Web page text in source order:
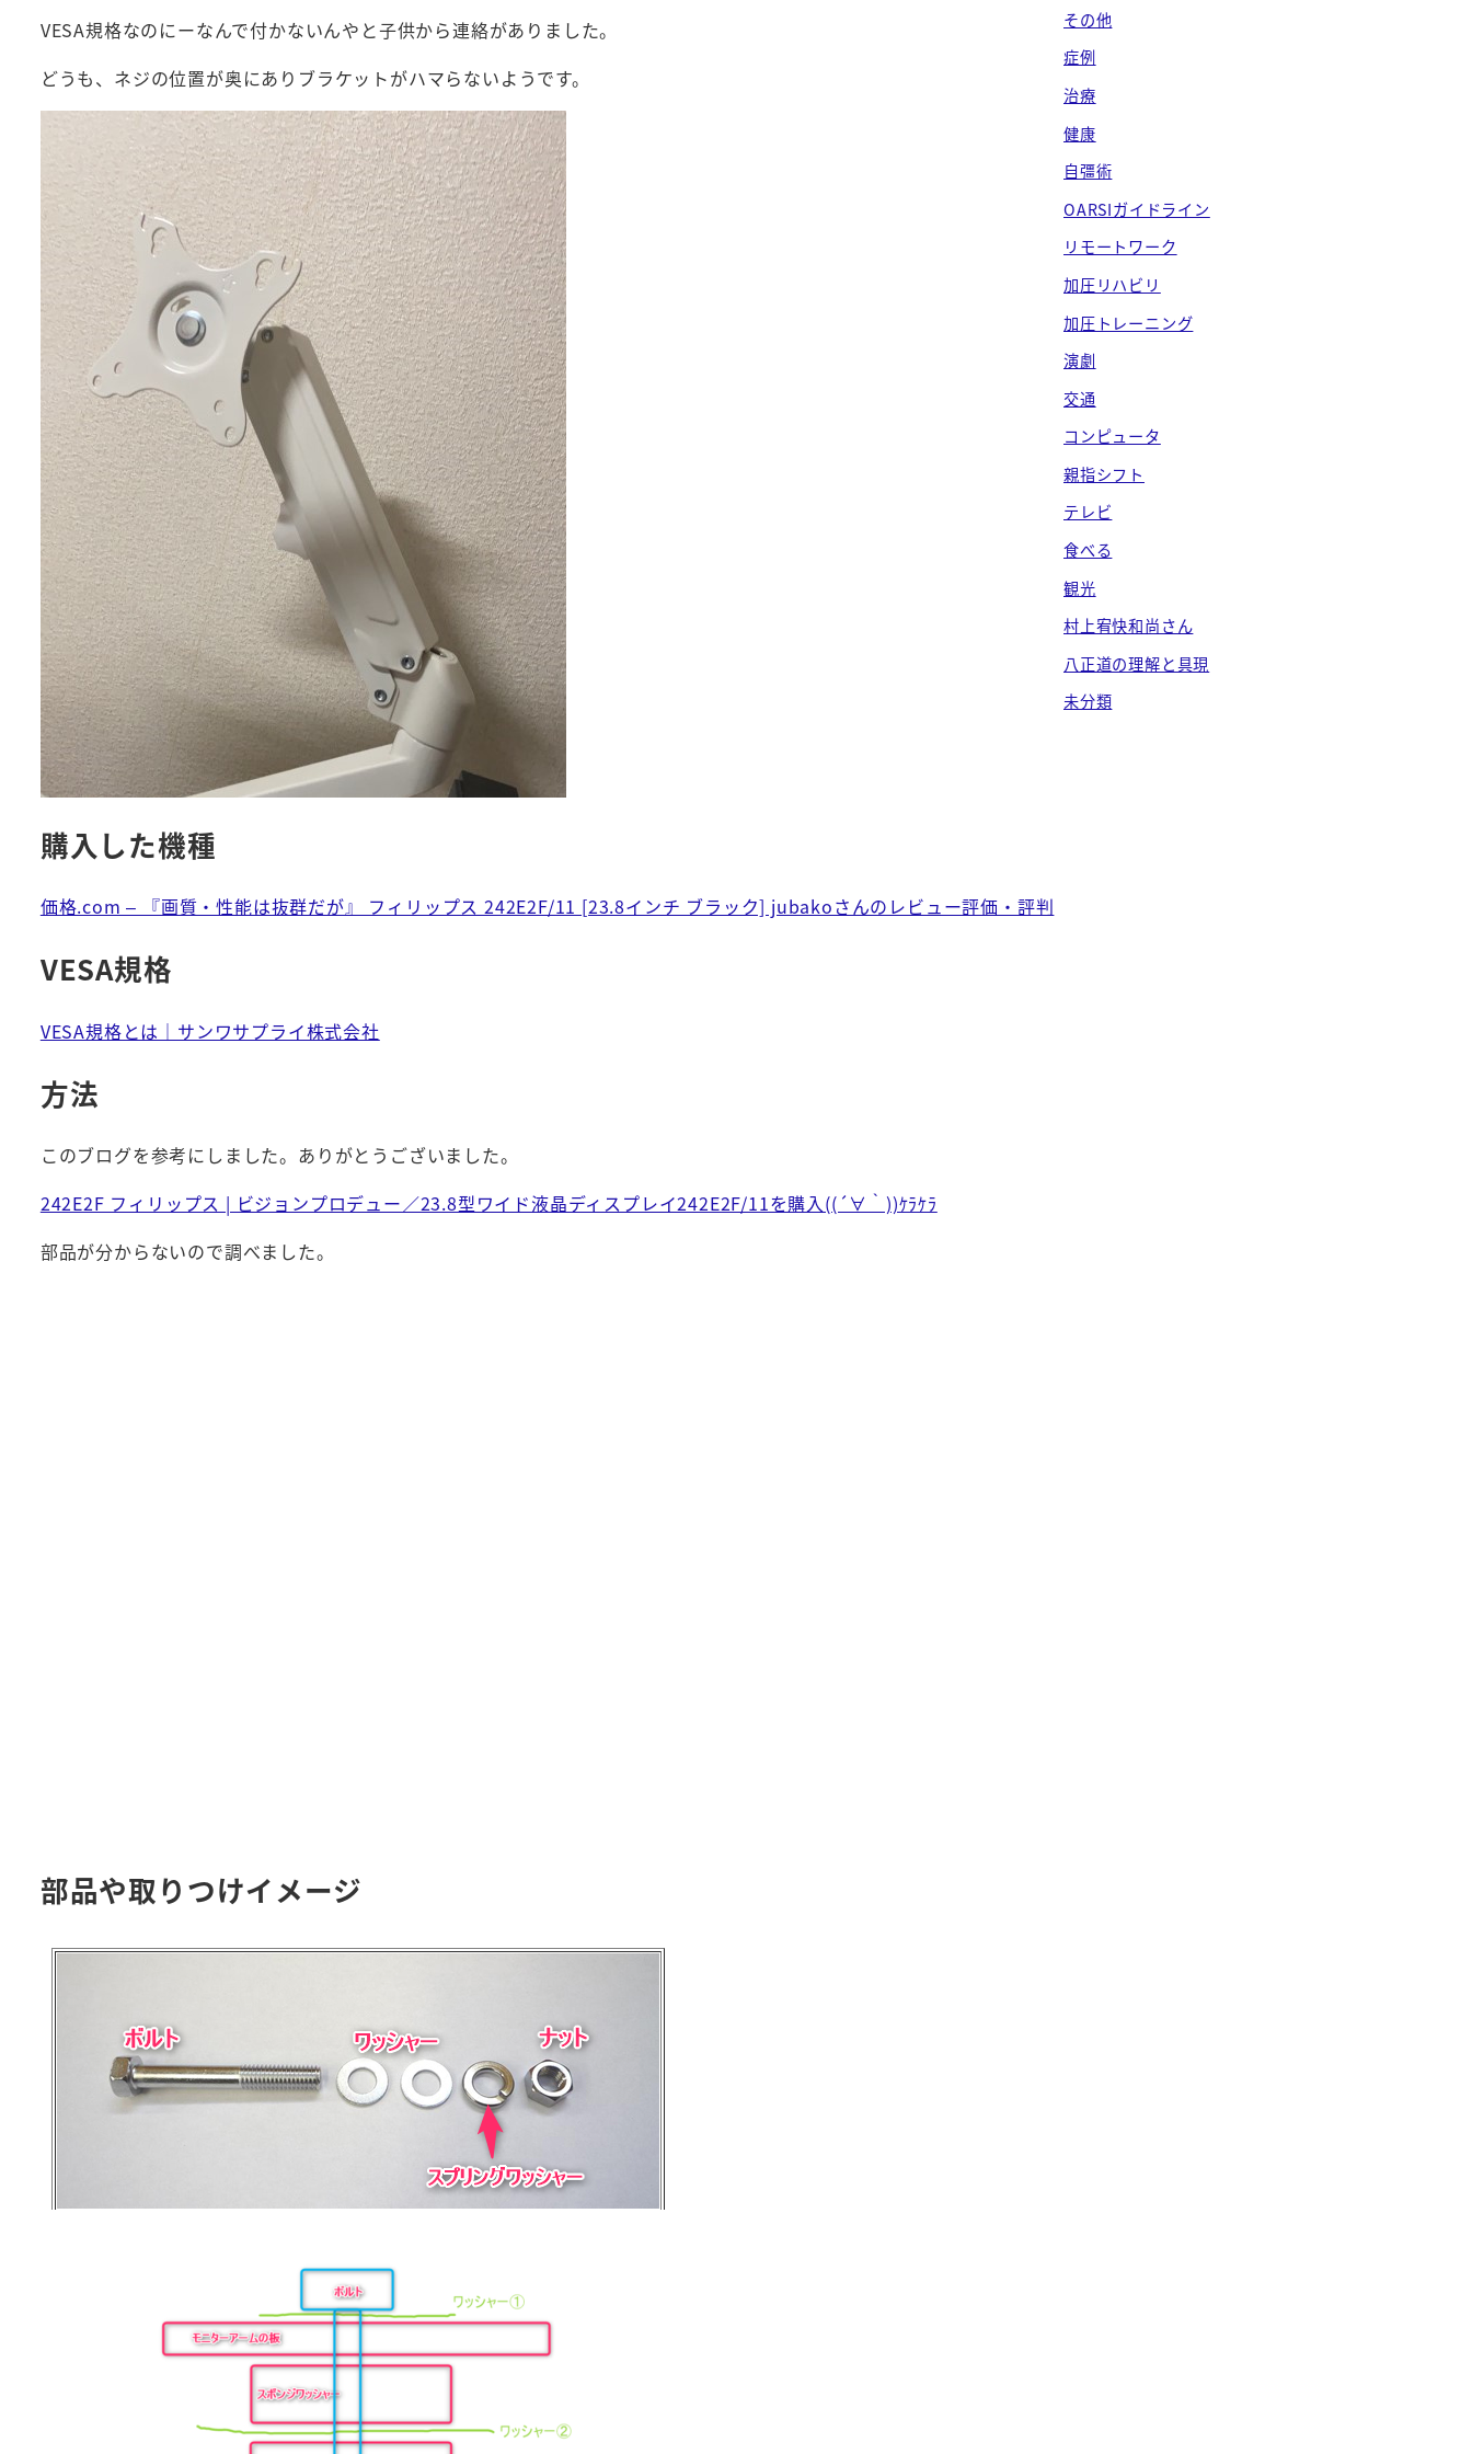
VESA規格なのにーなんで付かないんやと子供から連絡がありました。
どうも、ネジの位置が奥にありブラケットがハマらないようです。
購入した機種
価格.com – 『画質・性能は抜群だが』 フィリップス 242E2F/11 [23.8インチ ブラック] jubakoさんのレビュー評価・評判
VESA規格
VESA規格とは｜サンワサプライ株式会社
方法
このブログを参考にしました。ありがとうございました。
242E2F フィリップス | ビジョンプロデュー／23.8型ワイド液晶ディスプレイ242E2F/11を購入((´∀｀))ｹﾗｹﾗ
部品が分からないので調べました。
部品や取りつけイメージ
ブ
その他
症例
治療
健康
自彊術
OARSIガイドライン
リモートワーク
加圧リハビリ
加圧トレーニング
演劇
交通
コンピュータ
親指シフト
テレビ
食べる
観光
村上宥快和尚さん
八正道の理解と具現
未分類